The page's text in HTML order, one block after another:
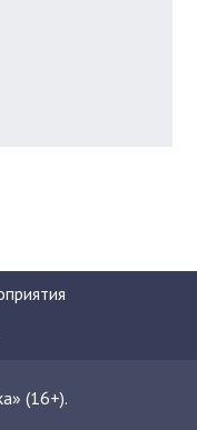
(16+).